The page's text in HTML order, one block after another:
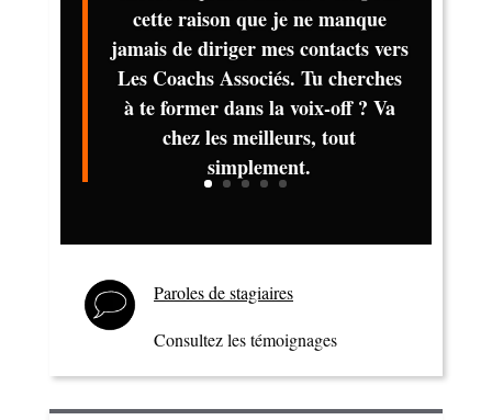
cette raison que je ne manque
jamais de diriger mes contacts vers
Les Coachs Associés. Tu cherches
à te former dans la voix-off ? Va
chez les meilleurs, tout
simplement.
Paroles de stagiaires
Consultez les témoignages